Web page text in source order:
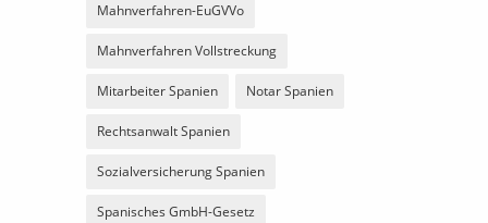
Mahnverfahren-EuGVVo
Mahnverfahren Vollstreckung
Mitarbeiter Spanien Notar Spanien
Rechtsanwalt Spanien
Sozialversicherung Spanien
Spanisches GmbH-Gesetz